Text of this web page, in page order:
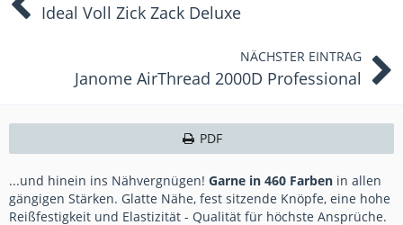
Ideal Voll Zick Zack Deluxe
NÄCHSTER EINTRAG
Janome AirThread 2000D Professional
PDF
...und hinein ins Nähvergnügen! Garne in 460 Farben in allen
gängigen Stärken. Glatte Nähe, fest sitzende Knöpfe, eine hohe
Reißfestigkeit und Elastizität - Qualität für höchste Ansprüche.